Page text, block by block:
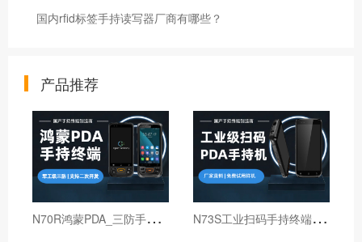
国内rfid标签手持读写器厂商有哪些？
产品推荐
N
70R鸿蒙PDA_三防手持PDA终端_国产鸿蒙手持终端 N
73S工业扫码手持终端｜6寸仓库出入库PDA扫码枪